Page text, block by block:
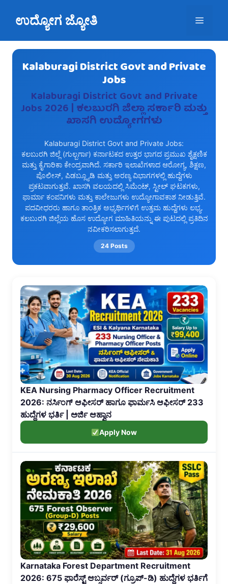
ಉದ್ಯೋಗ ಜ್ಯೋತಿ Menu
Kalaburagi District Govt and Private
Jobs
Kalaburagi District Govt and Private
Jobs 2026 | ಕಲಬುರಗಿ ಜಿಲ್ಲಾ ಸರ್ಕಾರಿ ಮತ್ತು
ಖಾಸಗಿ ಉದ್ಯೋಗಗಳು
Kalaburagi District Govt and Private Jobs:
ಕಲಬುರಗಿ ಜಿಲ್ಲೆ (ಗುಲ್ಬರ್ಗಾ) ಕರ್ನಾಟಕದ ಉತ್ತರ ಭಾಗದ ಪ್ರಮುಖ ಶೈಕ್ಷಣಿಕ
ಮತ್ತು ಕೈಗಾರಿಕಾ ಕೇಂದ್ರವಾಗಿದೆ. ಸರ್ಕಾರಿ ಇಲಾಖೆಗಳಾದ ಆರೋಗ್ಯ, ಶಿಕ್ಷಣ,
ಪೊಲೀಸ್‌, ಪಿಡಬ್ಲ್ಯೂಡಿ ಮತ್ತು ಅರಣ್ಯ ವಿಭಾಗಗಳಲ್ಲಿ ಹುದ್ದೆಗಳು
ಪ್ರಕಟವಾಗುತ್ತವೆ. ಖಾಸಗಿ ವಲಯದಲ್ಲಿ ಸಿಮೆಂಟ್‌, ಸ್ಟೀಲ್‌ ಘಟಕಗಳು,
ಫಾರ್ಮಾ ಕಂಪನಿಗಳು ಮತ್ತು ಕಾಲೇಜುಗಳು ಉದ್ಯೋಗಾವಕಾಶ ನೀಡುತ್ತಿವೆ.
ಪದವೀಧರರು ಹಾಗೂ ತಾಂತ್ರಿಕ ಅಭ್ಯರ್ಥಿಗಳಿಗೆ ಉತ್ತಮ ಹುದ್ದೆಗಳು ಲಭ್ಯ.
ಕಲಬುರಗಿ ಜಿಲ್ಲೆಯ ಹೊಸ ಉದ್ಯೋಗ ಮಾಹಿತಿಯನ್ನು ಈ ಪುಟದಲ್ಲಿ ಪ್ರತಿದಿನ
ನವೀಕರಿಸಲಾಗುತ್ತದೆ.
24 Posts
KEA Nursing Pharmacy Officer Recruitment
2026: ನರ್ಸಿಂಗ್ ಆಫೀಸರ್ ಹಾಗೂ ಫಾರ್ಮಸಿ ಆಫೀಸರ್ 233
ಹುದ್ದೆಗಳ ಭರ್ತಿ | ಅರ್ಜಿ ಆಹ್ವಾನ
Apply Now
Karnataka Forest Department Recruitment
2026: 675 ಫಾರೆಸ್ಟ್ ಆಬ್ಸರ್ವರ್ (ಗ್ರೂಪ್-ಡಿ) ಹುದ್ದೆಗಳ ಭರ್ತಿಗೆ